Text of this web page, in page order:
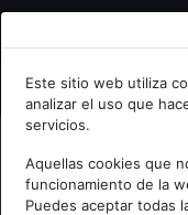
Bienvenid@ a
Escribe tu Email
Accede o regístrate
Este sitio web utiliza
analizar el uso que
servicios.
Aquellas cookies que
funcionamiento de la
Puedes aceptar todas